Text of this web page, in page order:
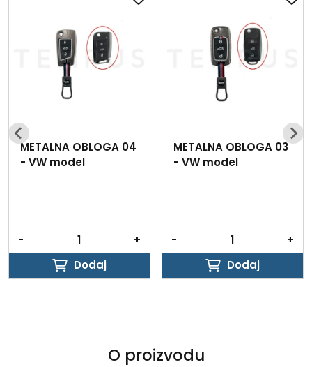
METALNA OBLOGA 04
- VW model
-
+
Dodaj
Dodaj
METALNA OBLOGA 03
- VW model
-
+
Dodaj
Dodaj
O proizvodu